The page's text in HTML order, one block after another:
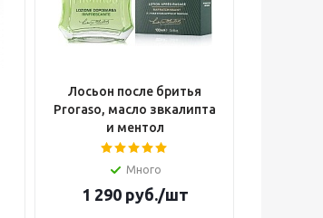
Лосьон после бритья
Proraso, масло звкалипта
и ментол
Много
1 290руб./шт